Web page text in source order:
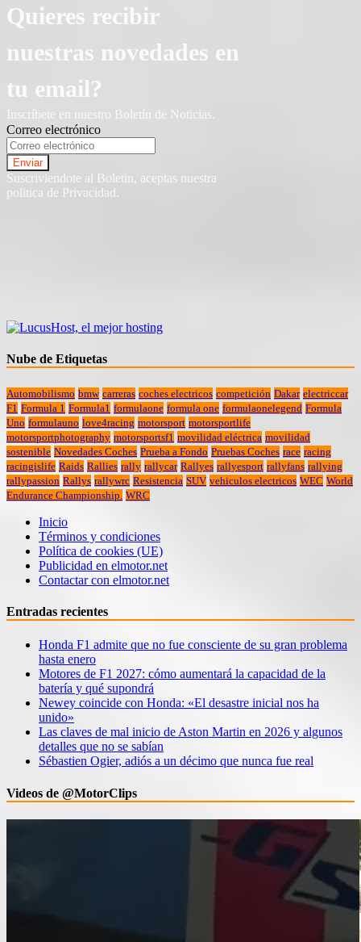
Quieres recibir
nuestras novedades en
tu email?
Inscríbete en nuestro Boletín de Noticias.
Correo electrónico
Suscriviendote al Boletin, aceptas nuestra
politica de Privacidad.
Nube de Etiquetas
Automobilismo bmw carreras coches electricos competición Dakar electriccar
F1 Formula 1 Formula1 formulaone formula one formulaonelegend Formula
Uno formulauno love4racing motorsport motorsportlife
motorsportphotography motorsportsf1 movilidad eléctrica movilidad
sostenible Novedades Coches Prueba a Fondo Pruebas Coches race racing
racingislife Raids Rallies rally rallycar Rallyes rallyesport rallyfans rallying
rallypassion Rallys rallywrc Resistencia SUV vehiculos electricos WEC World
Endurance Championship. WRC
Inicio
Términos y condiciones
Política de cookies (UE)
Publicidad en elmotor.net
Contactar con elmotor.net
Entradas recientes
Honda F1 admite que no fue consciente de su gran problema
hasta enero
Motores de F1 2027: cómo aumentará la capacidad de la
batería y qué supondrá
Newey coincide con Honda: «El desastre inicial nos ha
unido»
Las claves de mal inicio de Aston Martin en 2026 y algunos
detalles que no se sabían
Sébastien Ogier, adiós a un décimo que nunca fue real
Videos de @MotorClips